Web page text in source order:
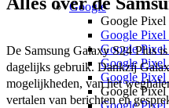
Google
Google Pixel
Google Pixel
Google
Google Pixel
Google Pixel
Google Pixel
Google Pixel
De Samsung Galaxy S24 Plus
dagelijks gebruik. Dankzij
mogelijkheden, van het
vertalen van berichten en